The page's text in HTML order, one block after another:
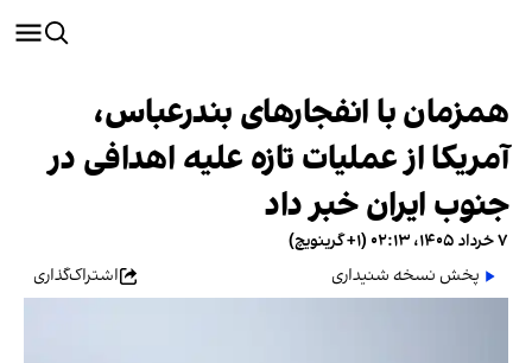
همزمان با انفجارهای بندرعباس،
آمریکا از عملیات تازه علیه اهدافی در
جنوب ایران خبر داد
۷ خرداد ۱۴۰۵، ۰۲:۱۳ (‎+۱ گرینویچ)
پخش نسخه شنیداری
اشتراک‌گذاری